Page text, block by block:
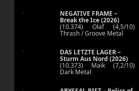
NEGATIVE FRAME –
Break the Ice (2026)
(10.374) Olaf (4,5/10)
Thrash / Groove Metal
DAS LETZTE LAGER –
Sturm Aus Nord (2026)
(10.373) Maik (7,2/10)
Dark Metal